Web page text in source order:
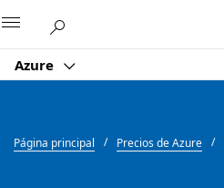
Azure
Página principal Precios de Azure